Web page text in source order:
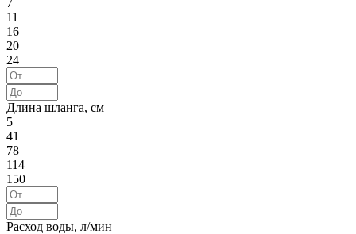
11
16
20
24
Длина шланга, см
5
41
78
114
150
Расход воды, л/мин